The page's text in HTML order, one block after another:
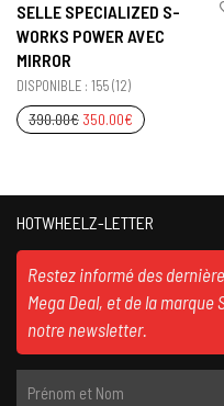
SELLE SPECIALIZED S-
WORKS POWER AVEC
MIRROR
DISPONIBLE : 155 (12)
390.00€ 350.00€
HOTWHEELZ-LETTER
Restez informé des
Mega Deal, et de la
notre newsletter.